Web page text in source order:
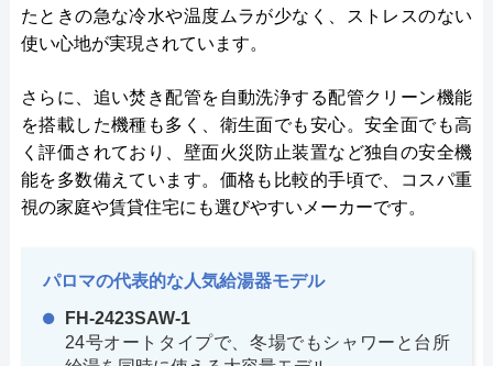
たときの急な冷水や温度ムラが少なく、ストレスのない
使い心地が実現されています。
さらに、追い焚き配管を自動洗浄する配管クリーン機能
を搭載した機種も多く、衛生面でも安心。安全面でも高
く評価されており、壁面火災防止装置など独自の安全機
能を多数備えています。価格も比較的手頃で、コスパ重
視の家庭や賃貸住宅にも選びやすいメーカーです。
パロマの代表的な人気給湯器モデル
FH-2423SAW-1
24号オートタイプで、冬場でもシャワーと台所